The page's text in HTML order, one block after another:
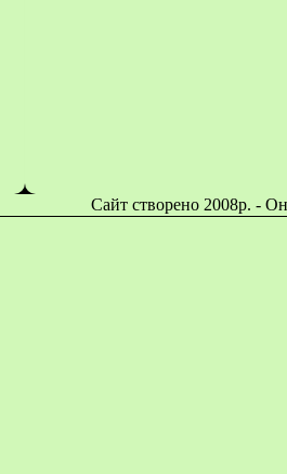
Сайт створено 2008р. -